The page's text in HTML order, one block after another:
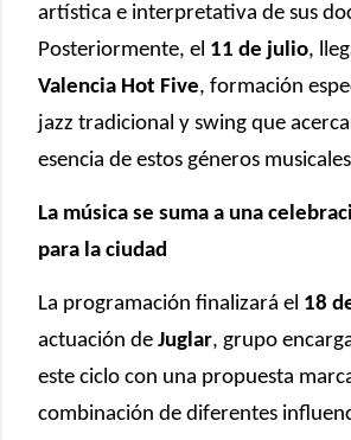
artística e interpretativa de sus
Posteriormente, el 11 de julio,
Valencia Hot Five, formación
jazz tradicional y swing que
esencia de estos géneros
La música se suma a una
para la ciudad
La programación finalizará el 18
actuación de Juglar, grupo
este ciclo con una propuesta
combinación de diferentes